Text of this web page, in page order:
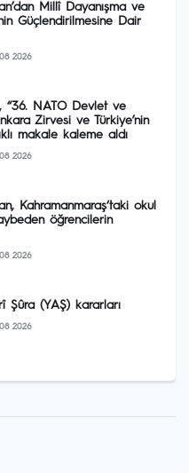
Millî Dayanışma ve
Güçlendirilmesine Dair
2026
“36. NATO Devlet ve
Zirvesi ve Türkiye’nin
makale kaleme aldı
2026
Kahramanmaraş‘taki okul
öğrencilerin
2026
Şûra (YAŞ) kararları
2026